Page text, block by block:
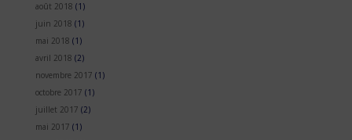
août 2018 (1)
juin 2018 (1)
mai 2018 (1)
avril 2018 (2)
novembre 2017 (1)
octobre 2017 (1)
juillet 2017 (2)
mai 2017 (1)